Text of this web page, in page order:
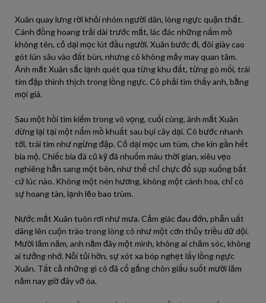
Xuân quay lưng rời khỏi nhóm người dân, lòng ngực quặn thắt.
Cánh đồng hoang trải dài trước mắt, lác đác những nấm mồ
không tên, cỏ dại mọc lút đầu người. Xuân bước đi, đôi giày cao
gót lún sâu vào đất bùn, nhưng cô không mảy may quan tâm.
Ánh mắt Xuân sắc lạnh quét qua từng khu đất, từng gò mối, trái
tim đập thình thịch trong lồng ngực. Cô phải tìm thấy anh, bằng
mọi giá.
Sau một hồi tìm kiếm trong vô vọng, cuối cùng, ánh mắt Xuân
dừng lại tại một nấm mồ khuất sau bụi cây dại. Cô bước nhanh
tới, trái tim như ngừng đập. Cỏ dại mọc um tùm, che kín gần hết
bia mộ. Chiếc bia đá cũ kỹ đã nhuốm màu thời gian, xiêu vẹo
nghiêng hẳn sang một bên, như thể chỉ chực đổ sụp xuống bất
cứ lúc nào. Không một nén hương, không một cành hoa, chỉ có
sự hoang tàn, lạnh lẽo bao trùm.
Nước mắt Xuân tuôn rơi như mưa. Cảm giác đau đớn, phẫn uất
dâng lên cuộn trào trong lòng cô như một cơn thủy triều dữ dội.
Mười lăm năm, anh nằm đây một mình, không ai chăm sóc, không
ai tưởng nhớ. Nỗi tủi hờn, sự xót xa bóp nghẹt lấy lồng ngực
Xuân. Tất cả những gì cô đã cố gắng chôn giấu suốt mười lăm
năm nay giờ đây vỡ òa.